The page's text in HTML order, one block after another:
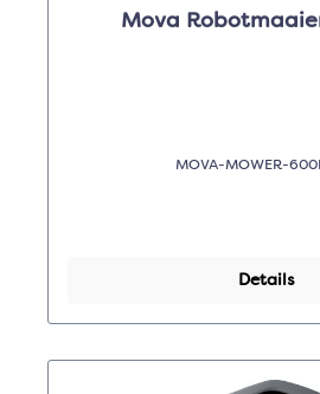
Mova
MOVA-MOWER-
Details